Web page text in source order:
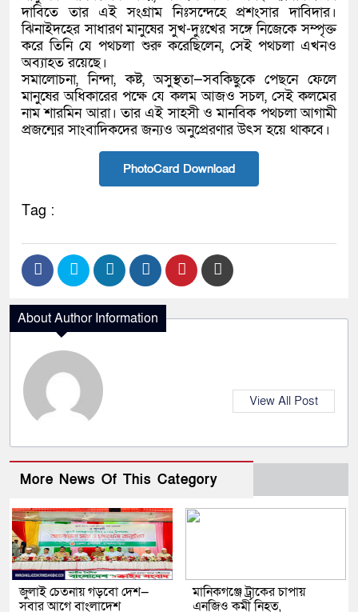
দাবিতে তার এই সংগ্রাম নিঃসন্দেহে প্রশংসার দাবিদার।
ঝিনাইদহের সাধারণ মানুষের সুখ-দুঃখের সঙ্গে নিজেকে সম্পৃক্ত
করে তিনি যে পথচলা শুরু করেছিলেন, সেই পথচলা এখনও
অব্যাহত রয়েছে।
সমালোচনা, নিন্দা, কষ্ট, অসুস্থতা—সবকিছুকে পেছনে ফেলে
মানুষের অধিকারের পক্ষে যে কলম আজও সচল, সেই কলমের
নাম শারমিন আরা। তার এই সাহসী ও মানবিক পথচলা আগামী
প্রজন্মের সাংবাদিকদের জন্যও অনুপ্রেরণার উৎস হয়ে থাকবে।
PhotoCard Download
Tag :
About Author Information
View All Post
More News Of This Category
জুলাই চেতনায় গড়বো দেশ—
সবার আগে বাংলাদেশ
মানিকগঞ্জে ট্রাকের চাপায়
এনজিও কর্মী নিহত,